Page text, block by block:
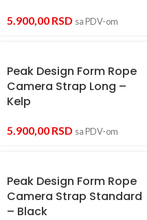
5.900,00 RSD sa PDV-om
Peak Design Form Rope
Camera Strap Long –
Kelp
5.900,00 RSD sa PDV-om
Peak Design Form Rope
Camera Strap Standard
– Black